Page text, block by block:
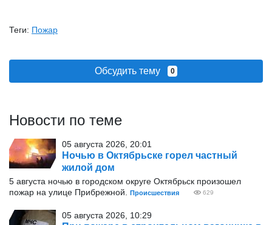
Теги: Пожар
Обсудить тему 0
Новости по теме
05 августа 2026, 20:01
Ночью в Октябрьске горел частный
жилой дом
5 августа ночью в городском округе Октябрьск произошел
пожар на улице Прибрежной.
Происшествия 629
05 августа 2026, 10:29